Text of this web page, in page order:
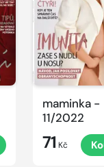
maminka -
11/2022
71 Kč